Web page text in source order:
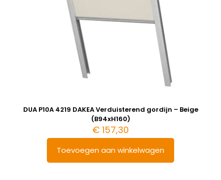
DUA P10A 4219 DAKEA Verduisterend gordijn – Beige
(B94xH160)
€ 157,30
Toevoegen aan winkelwagen